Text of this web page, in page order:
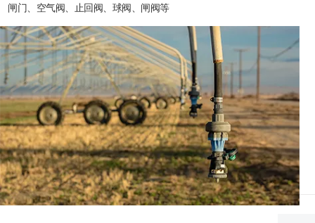
闸门、空气阀、止回阀、球阀、闸阀等